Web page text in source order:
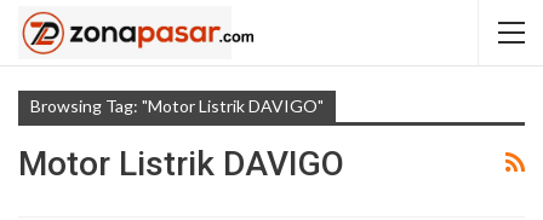
Browsing Tag: "Motor Listrik DAVIGO"
Motor Listrik DAVIGO